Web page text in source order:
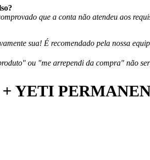
que a conta não atendeu aos
sua! É recomendado pela nossa
ou "me arrependi da compra" não
YETI